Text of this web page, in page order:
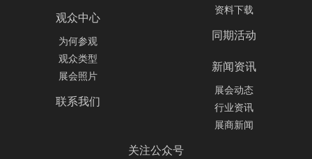
资料下载
观众中心
为何参观
观众类型
展会照片
同期活动
新闻资讯
展会动态
行业资讯
展商新闻
联系我们
关注公众号